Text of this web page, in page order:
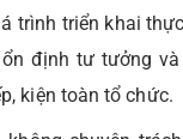
trình triển khai
định tư tưởng
kiện toàn tổ chức.